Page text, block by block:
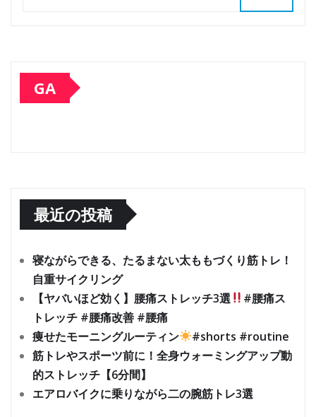
GA
最近の投稿
寝ながらできる、たるまない太ももづくり筋トレ！
自重サイクリング
【ヤバいほど効く】腰痛ストレッチ3選
#腰痛ス
トレッチ #腰痛改善 #腰痛
痩せたモーニングルーティン
#shorts #routine
筋トレやスポーツ前に！全身ウォーミングアップ動
的ストレッチ【6分間】
エアロバイクに乗りながら二の腕筋トレ3選